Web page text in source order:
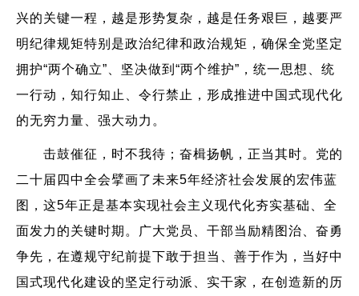
兴的关键一程，越是形势复杂，越是任务艰巨，越要严
明纪律规矩特别是政治纪律和政治规矩，确保全党坚定
拥护“两个确立”、坚决做到“两个维护”，统一思想、统
一行动，知行知止、令行禁止，形成推进中国式现代化
的无穷力量、强大动力。
击鼓催征，时不我待；奋楫扬帆，正当其时。党的
二十届四中全会擘画了未来5年经济社会发展的宏伟蓝
图，这5年正是基本实现社会主义现代化夯实基础、全
面发力的关键时期。广大党员、干部当励精图治、奋勇
争先，在遵规守纪前提下敢于担当、善于作为，当好中
国式现代化建设的坚定行动派、实干家，在创造新的历